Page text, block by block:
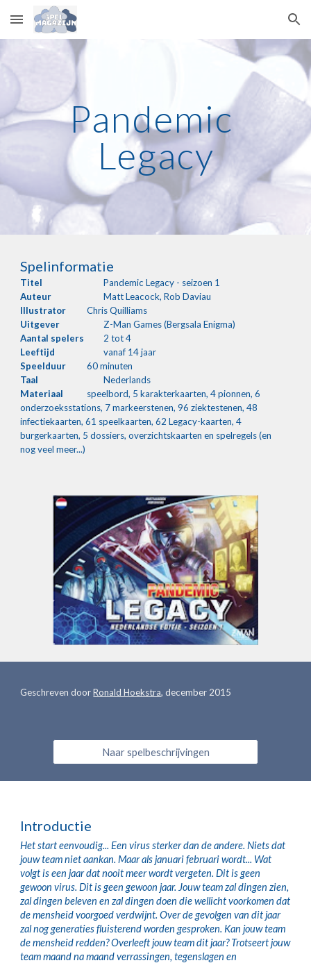
Skip to main content Skip to navigation
Pandemic
Legacy
Spelinformatie
Titel
Pandemic Legacy - seizoen 1
Auteur
Matt Leacock, Rob Daviau
Illustrator
Chris Quilliams
Uitgever
Z-Man Games (Bergsala Enigma)
Aantal spelers
2 tot 4
Leeftijd
vanaf 14 jaar
Speelduur
60 minuten
Taal
Nederlands
Materiaal
speelbord, 5 karakterkaarten, 4 pionnen, 6
onderzoeksstations, 7 markeerstenen, 96 ziektestenen, 48
infectiekaarten, 61 speelkaarten, 62 Legacy-kaarten, 4
burgerkaarten, 5 dossiers, overzichtskaarten en spelregels (en
nog veel meer...)
Geschreven door Ronald Hoekstra, december 2015
Naar spelbeschrijvingen
Introductie
Het start eenvoudig... Een virus sterker dan de andere. Niets dat
jouw team niet aankan. Maar als januari februari wordt... Wat
volgt is een jaar dat nooit meer wordt vergeten. Dit is geen
gewoon virus. Dit is geen gewoon jaar. Jouw team zal dingen zien,
zal dingen beleven en zal dingen doen die wellicht voorkomen dat
de mensheid voorgoed verdwijnt. Over de gevolgen van dit jaar
zal nog generaties fluisterend worden gesproken. Kan jouw team
de mensheid redden? Overleeft jouw team dit jaar? Trotseert jouw
team maand na maand verrassingen, tegenslagen en